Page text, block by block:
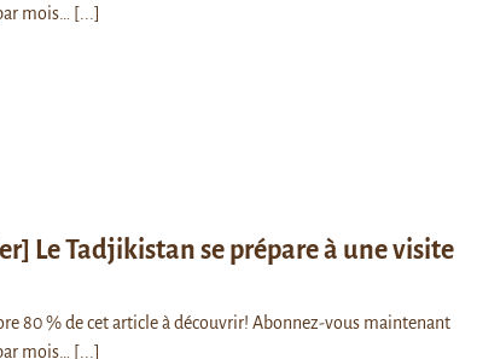
mois…
[...]
Le Tadjikistan se prépare à une visite
80 % de cet article à découvrir! Abonnez-vous maintenant
mois…
[...]